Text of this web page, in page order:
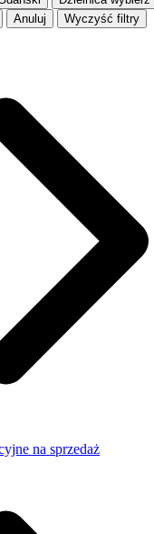
Anuluj Wyczyść filtry
na sprzedaż